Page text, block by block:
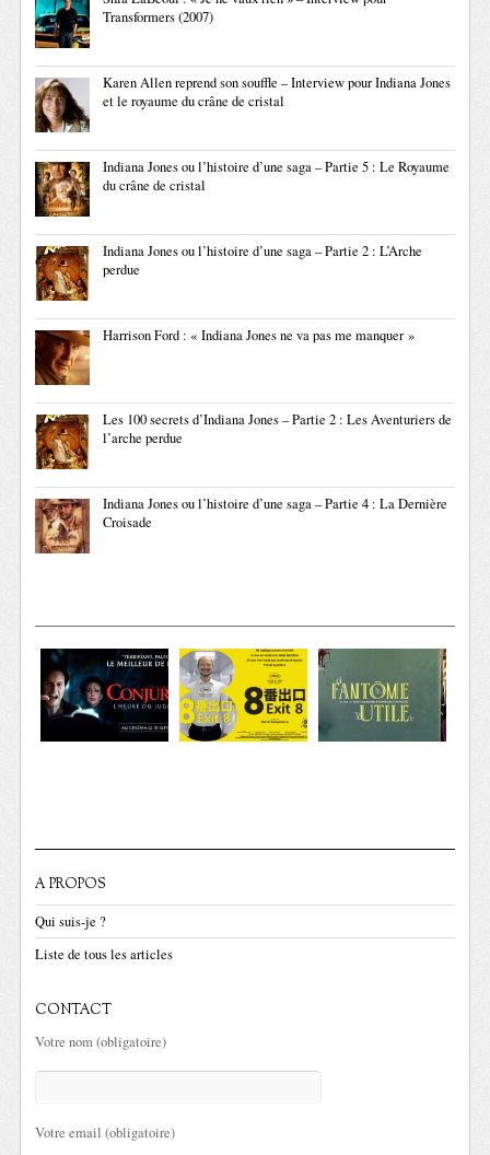
Transformers (2007)
Karen Allen reprend son souffle – Interview pour Indiana Jones
et le royaume du crâne de cristal
Indiana Jones ou l’histoire d’une saga – Partie 5 : Le Royaume
du crâne de cristal
Indiana Jones ou l’histoire d’une saga – Partie 2 : L’Arche
perdue
Harrison Ford : « Indiana Jones ne va pas me manquer »
Les 100 secrets d’Indiana Jones – Partie 2 : Les Aventuriers de
l’arche perdue
Indiana Jones ou l’histoire d’une saga – Partie 4 : La Dernière
Croisade
A PROPOS
Qui suis-je ?
Liste de tous les articles
CONTACT
Votre nom (obligatoire)
Votre email (obligatoire)